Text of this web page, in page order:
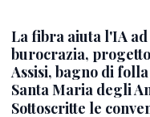
La fibra aiuta l'IA
burocrazia,
Assisi, bagno di
Santa Maria degli
Sottoscritte le